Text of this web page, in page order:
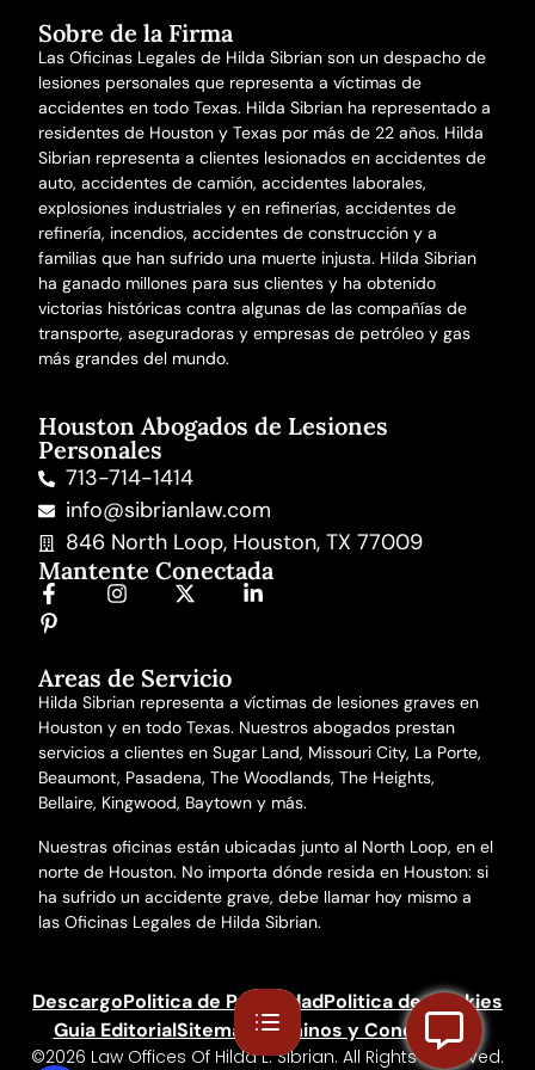
Sobre de la Firma
Las Oficinas Legales de Hilda Sibrian son un despacho de
lesiones personales que representa a víctimas de
accidentes en todo Texas. Hilda Sibrian ha representado a
residentes de Houston y Texas por más de 22 años. Hilda
Sibrian representa a clientes lesionados enaccidentes de
auto,accidentes de camión,accidentes laborales,
explosiones industriales y en refinerías,accidentes de
refinería, incendios,accidentes de construcción y a
familias que han sufrido una muerte injusta. Hilda Sibrian
ha ganado millones para sus clientes y ha obtenido
victorias históricas contra algunas de las compañías de
transporte, aseguradoras y empresas de petróleo y gas
más grandes del mundo.
Houston Abogados de Lesiones
Personales
713-714-1414
info@sibrianlaw.com
846 North Loop, Houston, TX 77009
Mantente Conectada
Areas de Servicio
Hilda Sibrian representa a víctimas de lesiones graves en
Houston y en todo Texas. Nuestros abogados prestan
servicios a clientes en Sugar Land, Missouri City, La Porte,
Beaumont, Pasadena, The Woodlands, The Heights,
Bellaire, Kingwood, Baytown y más.
Nuestras oficinas están ubicadas junto al North Loop, en el
norte de Houston. No importa dónde resida en Houston: si
ha sufrido un accidente grave, debe llamar hoy mismo a
las Oficinas Legales de Hilda Sibrian.
DescargoPolitica de PrivacidadPolitica de Cookies
Guia EditorialSitemap Terminos y Condiciones
©2026 Law Offices Of Hilda L. Sibrian. All Rights Reserved.